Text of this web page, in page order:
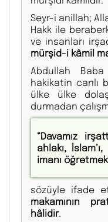
Seyr-i anillah;
Hakk ile
ve insanları
mürşid-i kâmil
Abdullah
hakikatin canlı
ülke ülke
durmadan
“Davamız
ahlakı,
imanı
sözüyle ifade
makamının
hâlidir.